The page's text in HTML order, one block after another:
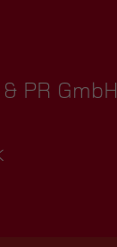
PR GmbH